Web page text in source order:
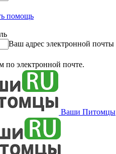
помощь
Ваш адрес электронной почты
по электронной почте.
Ваши Питомцы